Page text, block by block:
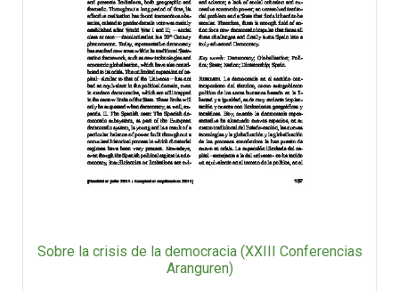
Sobre la crisis de la democracia (XXIII Conferencias
Aranguren)